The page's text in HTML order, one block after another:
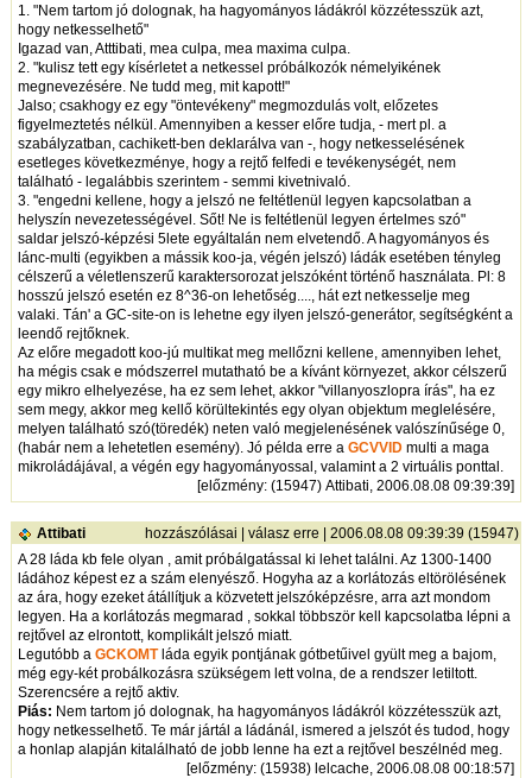
1. "Nem tartom jó dolognak, ha hagyományos ládákról közzétesszük azt,
hogy netkesselhető"
Igazad van, Atttibati, mea culpa, mea maxima culpa.
2. "kulisz tett egy kísérletet a netkessel próbálkozók némelyikének
megnevezésére. Ne tudd meg, mit kapott!"
Jalso; csakhogy ez egy "öntevékeny" megmozdulás volt, előzetes
figyelmeztetés nélkül. Amennyiben a kesser előre tudja, - mert pl. a
szabályzatban, cachikett-ben deklarálva van -, hogy netkesselésének
esetleges következménye, hogy a rejtő felfedi e tevékenységét, nem
található - legalábbis szerintem - semmi kivetnivaló.
3. "engedni kellene, hogy a jelszó ne feltétlenül legyen kapcsolatban a
helyszín nevezetességével. Sőt! Ne is feltétlenül legyen értelmes szó"
saldar jelszó-képzési 5lete egyáltalán nem elvetendő. A hagyományos és
lánc-multi (egyikben a mássik koo-ja, végén jelszó) ládák esetében tényleg
célszerű a véletlenszerű karaktersorozat jelszóként történő használata. Pl: 8
hosszú jelszó esetén ez 8^36-on lehetőség...., hát ezt netkesselje meg
valaki. Tán' a GC-site-on is lehetne egy ilyen jelszó-generátor, segítségként a
leendő rejtőknek.
Az előre megadott koo-jú multikat meg mellőzni kellene, amennyiben lehet,
ha mégis csak e módszerrel mutatható be a kívánt környezet, akkor célszerű
egy mikro elhelyezése, ha ez sem lehet, akkor "villanyoszlopra írás", ha ez
sem megy, akkor meg kellő körültekintés egy olyan objektum meglelésére,
melyen található szó(töredék) neten való megjelenésének valószínűsége 0,
(habár nem a lehetetlen esemény). Jó példa erre a GCVVIDmulti a maga
mikroládájával, a végén egy hagyományossal, valamint a 2 virtuális ponttal.
[előzmény: (15947) Attibati, 2006.08.08 09:39:39]
Attibati hozzászólásai | válasz erre | 2006.08.08 09:39:39 (15947)
A 28 láda kb fele olyan , amit próbálgatással ki lehet találni. Az 1300-1400
ládához képest ez a szám elenyésző. Hogyha az a korlátozás eltörölésének
az ára, hogy ezeket átállítjuk a közvetett jelszóképzésre, arra azt mondom
legyen. Ha a korlátozás megmarad , sokkal többször kell kapcsolatba lépni a
rejtővel az elrontott, komplikált jelszó miatt.
Legutóbb a GCKOMTláda egyik pontjának gótbetűivel gyült meg a bajom,
még egy-két probálkozásra szükségem lett volna, de a rendszer letiltott.
Szerencsére a rejtő aktiv.
Piás: Nem tartom jó dolognak, ha hagyományos ládákról közzétesszük azt,
hogy netkesselhető. Te már jártál a ládánál, ismered a jelszót és tudod, hogy
a honlap alapján kitalálható de jobb lenne ha ezt a rejtővel beszélnéd meg.
[előzmény: (15938) lelcache, 2006.08.08 00:18:57]